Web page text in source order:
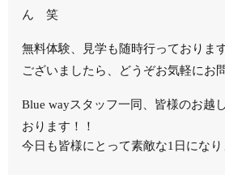
ん 笑
無料体験、見学も随時行っておりま
ございましたら、どうぞお気軽にお
Blue wayスタッフ一同、皆様のお越
おります！！
今日も皆様にとって素敵な1日になり